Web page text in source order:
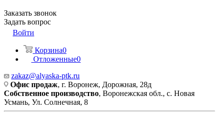
Заказать звонок
Задать вопрос
Войти
Корзина0
Отложенные0
zakaz@alyaska-ptk.ru
Офис продаж, г. Воронеж, Дорожная, 28д
Собственное производство, Воронежская обл., с. Новая
Усмань, Ул. Солнечная, 8